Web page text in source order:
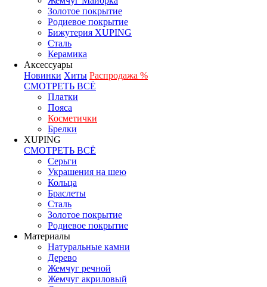
Золотое покрытие
Родиевое покрытие
Бижутерия XUPING
Сталь
Керамика
Аксессуары
Новинки Хиты Распродажа %
СМОТРЕТЬ ВСЁ
Платки
Пояса
Косметички
Брелки
XUPING
СМОТРЕТЬ ВСЁ
Серьги
Украшения на шею
Кольца
Браслеты
Сталь
Золотое покрытие
Родиевое покрытие
Материалы
Натуральные камни
Дерево
Жемчуг речной
Жемчуг акриловый